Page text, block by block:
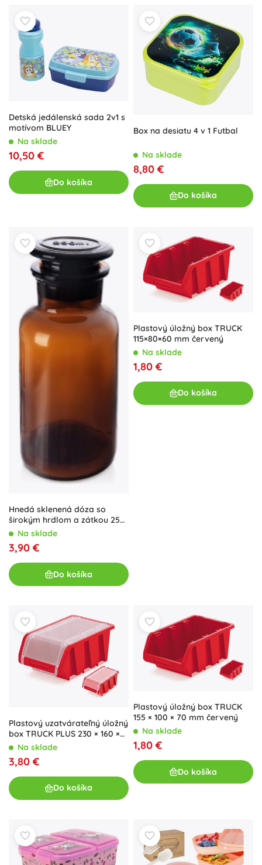
Detská jedálenská sada 2v1 s
motívom BLUEY
Na sklade
10,50 €
Do košíka
Box na desiatu 4 v 1 Futbal
Na sklade
8,80 €
Do košíka
Hnedá sklenená dóza so
širokým hrdlom a zátkou 250
mlNa sklade
3,90 €
Do košíka
Plastový úložný box TRUCK
115×80×60 mm červený
Na sklade
1,80 €
Do košíka
Plastový uzatvárateľný úložný
box TRUCK PLUS 230 × 160 ×
120 mm, červený
Na sklade
3,80 €
Do košíka
Plastový úložný box TRUCK
155 × 100 × 70 mm červený
Na sklade
1,80 €
Do košíka